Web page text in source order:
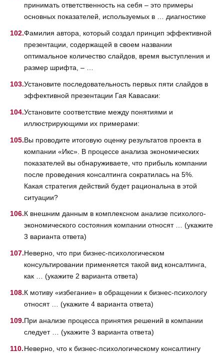
принимать ответственность на себя – это примеры
основных показателей, используемых в … диагностике
Фамилия автора, который создал принцип эффективной
презентации, содержащей в своем названии
оптимальное количество слайдов, время выступления и
размер шрифта, – …
Установите последовательность первых пяти слайдов в
эффективной презентации Гая Кавасаки:
Установите соответствие между понятиями и
иллюстрирующими их примерами:
Вы проводите итоговую оценку результатов проекта в
компании «Икс». В процессе анализа экономических
показателей вы обнаруживаете, что прибыль компании
после проведения консалтинга сократилась на 5%.
Какая стратегия действий будет рациональна в этой
ситуации?
К внешним данным в комплексном анализе психолого-
экономического состояния компании относят … (укажите
3 варианта ответа)
Неверно, что при бизнес-психологическом
консультировании применяется такой вид консалтинга,
как … (укажите 2 варианта ответа)
К мотиву «избегание» в обращении к бизнес-психологу
относят … (укажите 4 варианта ответа)
При анализе процесса принятия решений в компании
следует … (укажите 3 варианта ответа)
Неверно, что к бизнес-психологическому консалтингу